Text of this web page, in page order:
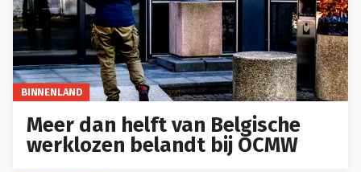
BINNENLAND
Meer dan helft van Belgische
werklozen belandt bij OCMW